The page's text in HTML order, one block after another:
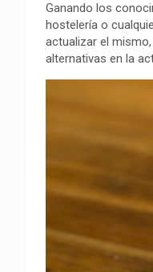
Ganando los
hostelería o
actualizar el mismo,
alternativas en la